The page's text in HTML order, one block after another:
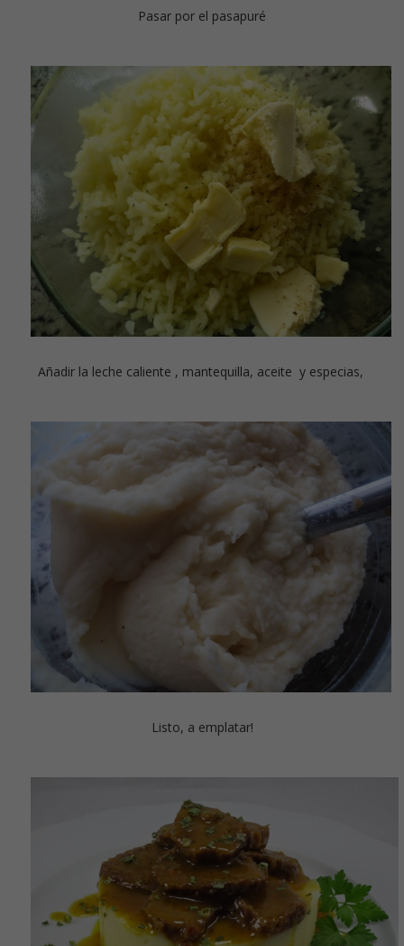
Pasar por el pasapuré
Añadir la leche caliente , mantequilla, aceite y especias,
Listo, a emplatar!